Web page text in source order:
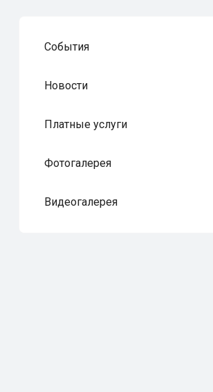
События
Новости
Платные услуги
Фотогалерея
Видеогалерея